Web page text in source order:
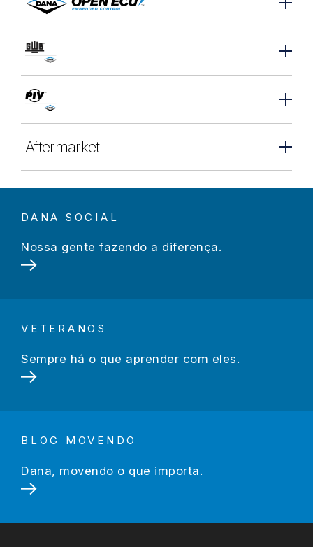
Aftermarket
DANA SOCIAL
Nossa gente fazendo a diferença.
VETERANOS
Sempre há o que aprender com eles.
BLOG MOVENDO
Dana, movendo o que importa.